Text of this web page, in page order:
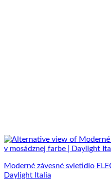
Moderné závesné svietidlo
Daylight Italia